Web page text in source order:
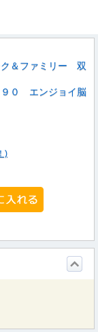
ク＆ファミリー 双
０ エンジョイ脳
)